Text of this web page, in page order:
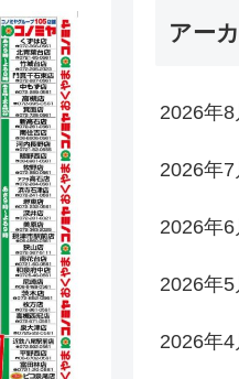
アー
2026年8
2026年7
2026年6
2026年5
2026年4